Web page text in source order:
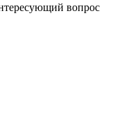
вопрос